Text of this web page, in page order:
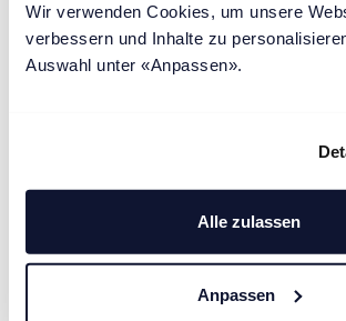
Wir verwenden Cookies, um unsere
verbessern und Inhalte zu
Auswahl unter «Anpassen».
Alle zulassen
Anpassen
ab CHF 1'540.00